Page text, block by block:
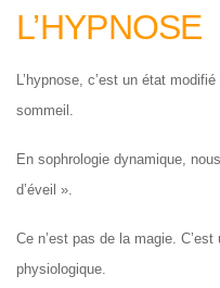
L’HYPNOSE
L’hypnose, c’est un état
sommeil.
En sophrologie dynamique,
d’éveil ».
Ce n’est pas de la magie. C’est
physiologique.